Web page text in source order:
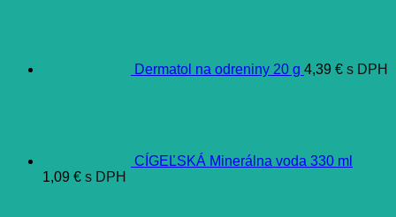
Dermatol na odreniny 20 g 4,39 € s DPH
CÍGEĽSKÁ Minerálna voda 330 ml
1,09 € s DPH